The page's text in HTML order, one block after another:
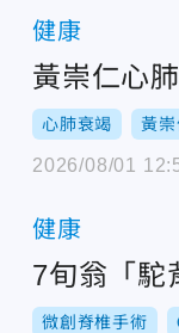
健康
黃崇仁心
心肺衰竭 黃崇
2026/08/01
健康
7旬翁「駝
微創脊椎手術